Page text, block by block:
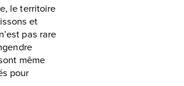
le territoire
et
pas rare
même
pour